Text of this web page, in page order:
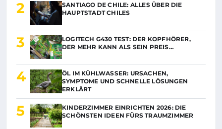
2
SANTIAGO DE CHILE: ALLES ÜBER DIE
HAUPTSTADT CHILES
3
LOGITECH G430 TEST: DER KOPFHÖRER,
DER MEHR KANN ALS SEIN PREIS…
4
ÖL IM KÜHLWASSER: URSACHEN,
SYMPTOME UND SCHNELLE LÖSUNGEN
ERKLÄRT
5
KINDERZIMMER EINRICHTEN 2026: DIE
SCHÖNSTEN IDEEN FÜRS TRAUMZIMMER